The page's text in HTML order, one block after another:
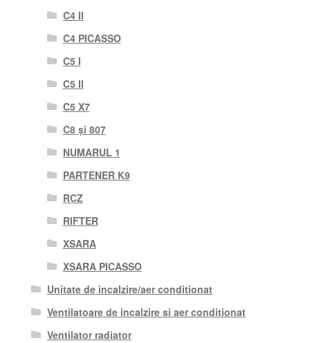
C4 II
C4 PICASSO
C5 I
C5 II
C5 X7
C8 și 807
NUMARUL 1
PARTENER K9
RCZ
RIFTER
XSARA
XSARA PICASSO
Unitate de incalzire/aer conditionat
Ventilatoare de incalzire si aer conditionat
Ventilator radiator